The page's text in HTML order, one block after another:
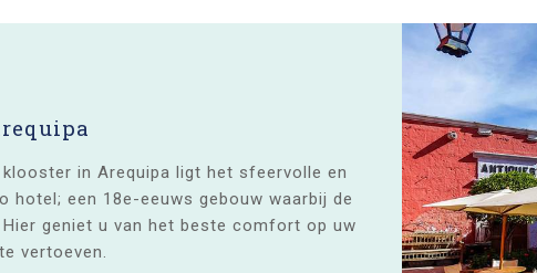
in Arequipa ligt het sfeervolle en
hotel; een 18e-eeuws gebouw waarbij de
geniet u van het beste comfort op uw
vertoeven.